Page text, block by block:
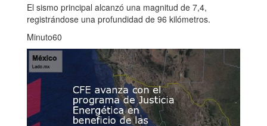
El sismo principal alcanzó una magnitud de 7,4,
registrándose una profundidad de 96 kilómetros.
Minuto60